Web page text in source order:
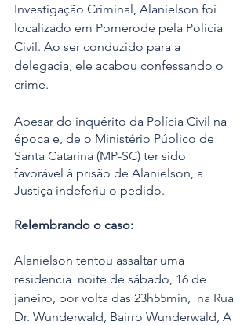
Investigação Criminal, Alanielson foi
localizado em Pomerode pela Polícia
Civil. Ao ser conduzido para a
delegacia, ele acabou confessando o
crime.
Apesar do inquérito da Polícia Civil na
época e, de o Ministério Público de
Santa Catarina (MP-SC) ter sido
favorável à prisão de Alanielson, a
Justiça indeferiu o pedido.
Relembrando o caso:
Alanielson tentou assaltar uma
residencia  noite de sábado, 16 de
janeiro, por volta das 23h55min,  na Rua
Dr. Wunderwald, Bairro Wunderwald, A